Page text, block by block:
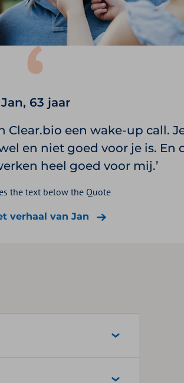
Jan, 63 jaar
Clear.bio een wake-up call.
en niet goed voor je is. En
heel goed voor mij.
the text below the Quote
verhaal van Jan